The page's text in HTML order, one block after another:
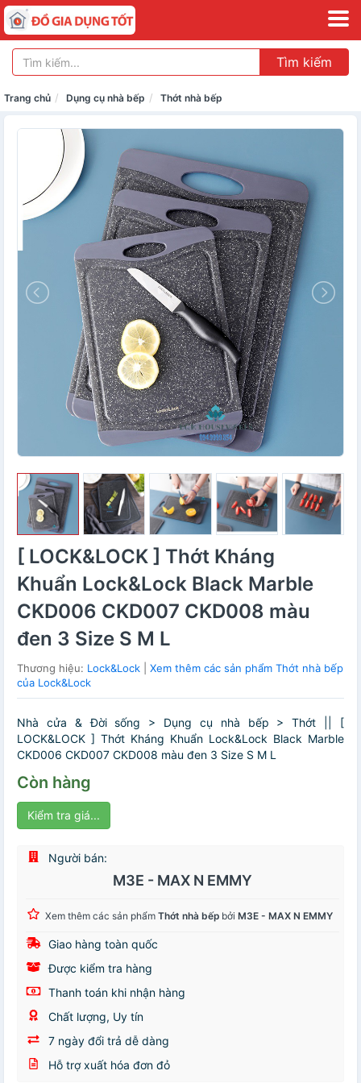
Tìm kiếm
Trang chủ Dụng cụ nhà bếp Thớt nhà bếp
[ LOCK&LOCK ] Thớt Kháng
Khuẩn Lock&Lock Black Marble
CKD006 CKD007 CKD008 màu
đen 3 Size S M L
Thương hiệu: Lock&Lock
Xem thêm các sản phẩm Thớt nhà bếp
của Lock&Lock
Nhà cửa & Đời sống > Dụng cụ nhà bếp > Thớt || [
LOCK&LOCK ] Thớt Kháng Khuẩn Lock&Lock Black Marble
CKD006 CKD007 CKD008 màu đen 3 Size S M L
Còn hàng
Kiểm tra giá...
Người bán:
M3E - MAX N EMMY
Xem thêm các sản phẩm Thớt nhà bếp bởi M3E - MAX N EMMY
Giao hàng toàn quốc
Được kiểm tra hàng
Thanh toán khi nhận hàng
Chất lượng, Uy tín
7 ngày đổi trả dễ dàng
Hỗ trợ xuất hóa đơn đỏ